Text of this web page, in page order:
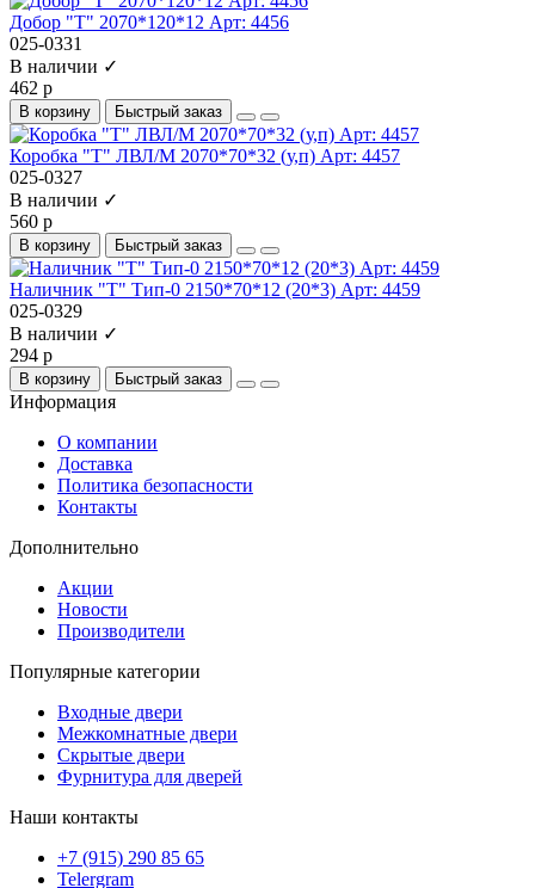
Добор "Т" 2070*120*12 Арт: 4456
025-0331
В наличии ✓
462 р
В корзину Быстрый заказ
Коробка "Т" ЛВЛ/М 2070*70*32 (у,п) Арт: 4457
025-0327
В наличии ✓
560 р
В корзину Быстрый заказ
Наличник "Т" Тип-0 2150*70*12 (20*3) Арт: 4459
025-0329
В наличии ✓
294 р
В корзину Быстрый заказ
Информация
О компании
Доставка
Политика безопасности
Контакты
Дополнительно
Акции
Новости
Производители
Популярные категории
Входные двери
Межкомнатные двери
Скрытые двери
Фурнитура для дверей
Наши контакты
+7 (915) 290 85 65
Telergram